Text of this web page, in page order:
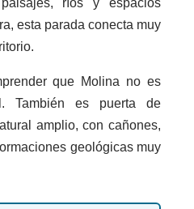
esta parada conecta muy
que Molina no es
También es puerta de
amplio, con cañones,
geológicas muy